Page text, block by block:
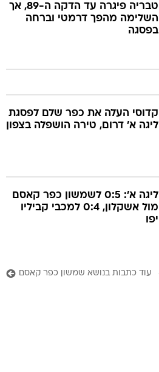
טבריה פיגרה עד הדקה ה-89, אך
השלימה מהפך דרמטי וברחה
בפסגה
קדוסי העלה את כפר שלם לפסגת
ליגה א' דרום, טירה הושפלה בצפון
ליגה א': 0:5 לשמשון כפר קאסם
מול אשקלון, 0:4 למכבי קביליו
יפו
עוד כתבות בנושא שמשון כפר קאסם